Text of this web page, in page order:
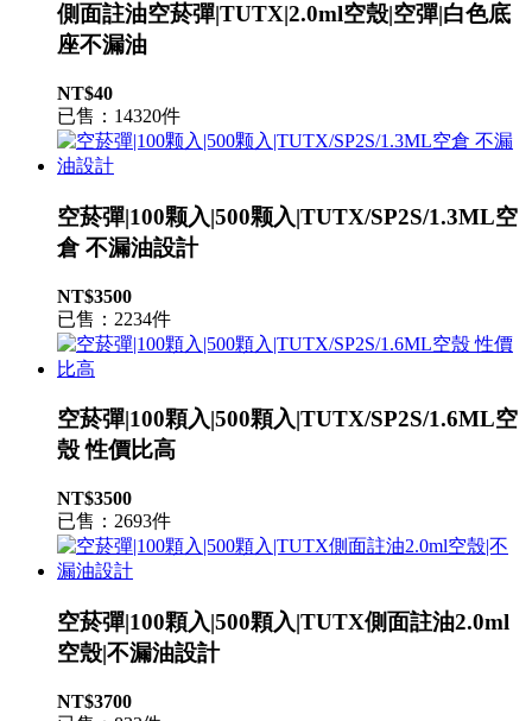
側面註油空菸彈|TUTX|2.0ml空殼|空彈|白色底
座不漏油
NT$40
已售：14320件
空菸彈|100颗入|500颗入|TUTX/SP2S/1.3ML空
倉 不漏油設計
NT$3500
已售：2234件
空菸彈|100顆入|500顆入|TUTX/SP2S/1.6ML空
殼 性價比高
NT$3500
已售：2693件
空菸彈|100顆入|500顆入|TUTX側面註油2.0ml
空殼|不漏油設計
NT$3700